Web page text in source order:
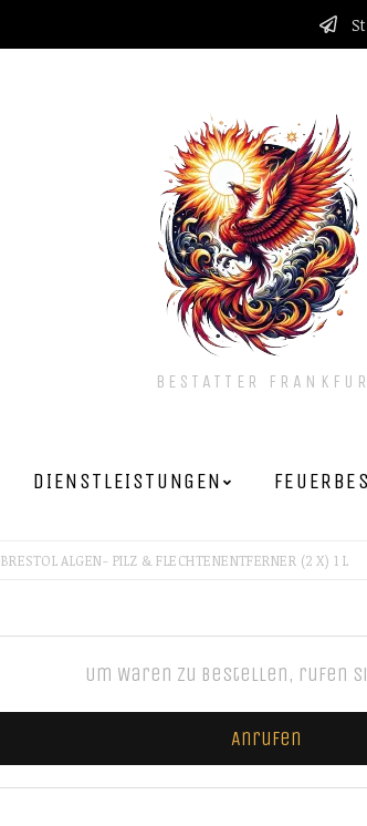
BESTATTER
DIENSTLEISTUNGEN
BRESTOL ALGEN- PILZ & FLECHTENENTFERNER (2 X) 1 L
Um Waren zu bestellen, rufen
Anrufen